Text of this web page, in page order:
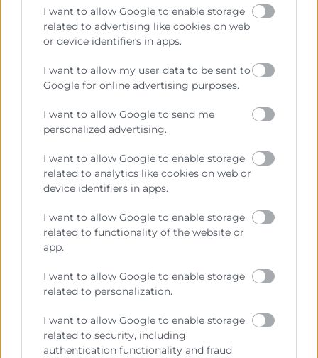
I want to allow Google to enable storage
related to advertising like cookies on web
or device identifiers in apps.
I want to allow my user data to be sent to
Google for online advertising purposes.
I want to allow Google to send me
personalized advertising.
I want to allow Google to enable storage
related to analytics like cookies on web or
device identifiers in apps.
I want to allow Google to enable storage
related to functionality of the website or
app.
I want to allow Google to enable storage
related to personalization.
I want to allow Google to enable storage
related to security, including
authentication functionality and fraud
Cámara València es una corporación de derecho público,
colaboradora de las Administraciones Públicas, dedicada a:
Representar, promocionar y defender los intereses
generales del comercio, la industria y la navegación.
Ejercitar las competencias de carácter público
delegar las Administraciones Públicas.
Contacto
Recursos
Sobre la Cámara
Perfil del contratante